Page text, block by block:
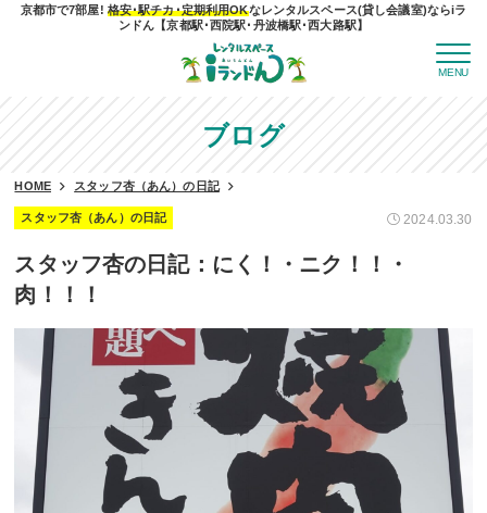
京都市で7部屋! 格安･駅チカ･定期利用OKなレンタルスペース(貸し会議室)ならiラ
ンドん【京都駅･西院駅･丹波橋駅･西大路駅】
ブログ
MENU
HOME スタッフ杏（あん）の日記
スタッフ杏（あん）の日記 2024.03.30
スタッフ杏の日記：にく！・ニク！！・
肉！！！